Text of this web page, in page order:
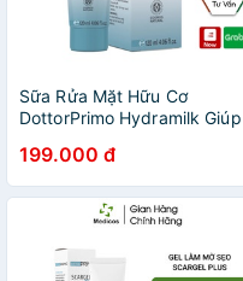
Sữa Rửa Mặt Hữu Cơ
DottorPrimo Hydramilk Giúp
Dưỡng Ẩm Cho Da (Tuýp
120ml)
199.000 đ